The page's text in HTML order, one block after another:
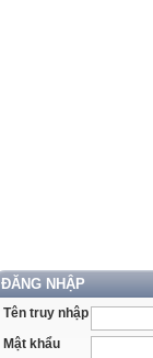
ĐĂNG NHẬP
Tên truy nhập
Mật khẩu